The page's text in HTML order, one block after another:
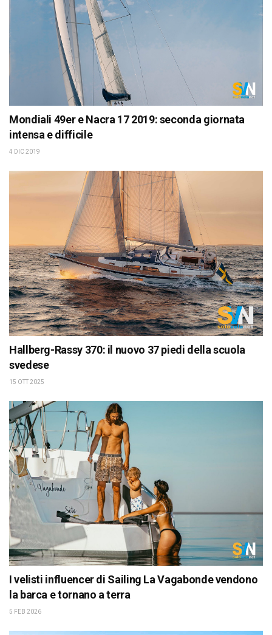
Mondiali 49er e Nacra 17 2019: seconda giornata
intensa e difficile
4 DIC 2019
Hallberg-Rassy 370: il nuovo 37 piedi della scuola
svedese
15 OTT 2025
I velisti influencer di Sailing La Vagabonde vendono
la barca e tornano a terra
5 FEB 2026